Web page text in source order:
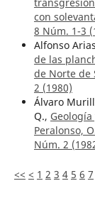
con
8 Núm. 1-3
Alfonso
de las
de Norte de
2 (1980)
Álvaro
Q.,
Peralonso,
Núm. 2
<< < 1 2 3 4 5 6 7